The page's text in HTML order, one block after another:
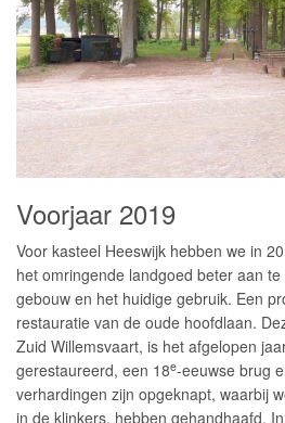
Voorjaar 2019
Voor kasteel Heeswijk hebben we in
het omringende landgoed beter aan
gebouw en het huidige gebruik. Een
restauratie van de oude hoofdlaan.
Zuid Willemsvaart, is het afgelopen
gerestaureerd, een 18e-eeuwse brug
verhardingen zijn opgeknapt, waarbij
in de klinkers, hebben gehandhaafd.